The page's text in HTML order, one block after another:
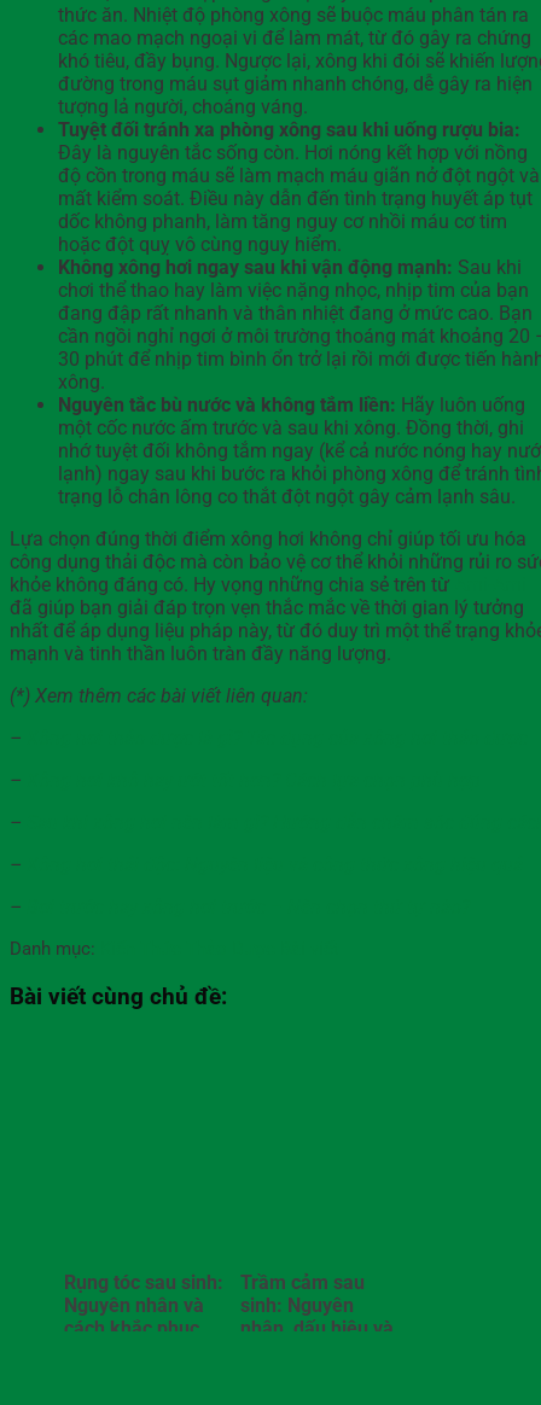
thức ăn. Nhiệt độ phòng xông sẽ buộc máu phân tán ra
các mao mạch ngoại vi để làm mát, từ đó gây ra chứng
khó tiêu, đầy bụng. Ngược lại, xông khi đói sẽ khiến
đường trong máu sụt giảm nhanh chóng, dễ gây ra hiện
tượng lả người, choáng váng.
Tuyệt đối tránh xa phòng xông sau khi uống rượu bia:
Đây là nguyên tắc sống còn. Hơi nóng kết hợp với nồng
độ cồn trong máu sẽ làm mạch máu giãn nở đột ngột và
mất kiểm soát. Điều này dẫn đến tình trạng huyết áp tụt
dốc không phanh, làm tăng nguy cơ nhồi máu cơ tim
hoặc đột quỵ vô cùng nguy hiểm.
Không xông hơi ngay sau khi vận động mạnh: Sau khi
chơi thể thao hay làm việc nặng nhọc, nhịp tim của bạn
đang đập rất nhanh và thân nhiệt đang ở mức cao. Bạn
cần ngồi nghỉ ngơi ở môi trường thoáng mát khoảng 20
30 phút để nhịp tim bình ổn trở lại rồi mới được tiến
xông.
Nguyên tắc bù nước và không tắm liền: Hãy luôn uống
một cốc nước ấm trước và sau khi xông. Đồng thời, ghi
nhớ tuyệt đối không tắm ngay (kể cả nước nóng hay
lạnh) ngay sau khi bước ra khỏi phòng xông để tránh
trạng lỗ chân lông co thắt đột ngột gây cảm lạnh sâu.
Lựa chọn đúng thời điểm xông hơi không chỉ giúp tối ưu hóa
công dụng thải độc mà còn bảo vệ cơ thể khỏi những rủi ro
khỏe không đáng có. Hy vọng những chia sẻ trên từ
đã giúp bạn giải đáp trọn vẹn thắc mắc về thời gian lý tưởng
nhất để áp dụng liệu pháp này, từ đó duy trì một thể trạng
mạnh và tinh thần luôn tràn đầy năng lượng.
(*) Xem thêm các bài viết liên quan:
–
–
–
–
–
Danh mục:
Bài viết cùng chủ đề:
Rụng tóc sau sinh:
Nguyên nhân và
cách khắc phục
Trầm cảm sau
sinh: Nguyên
nhân, dấu hiệu và